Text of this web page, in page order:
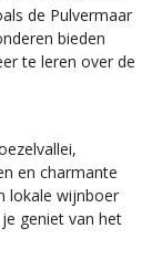
de Pulvermaar
bieden
te leren over de
en charmante
lokale wijnboer
geniet van het